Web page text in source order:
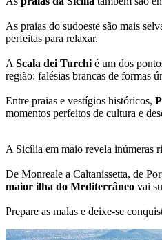
As praias do sudoeste são mais
perfeitas para relaxar.
A Scala dei Turchi é um dos
região: falésias brancas de formas
Entre praias e vestígios históricos,
momentos perfeitos de cultura e
A Sicília em maio revela inúmeras
De Monreale a Caltanissetta, de
maior ilha do Mediterrâneo vai
Prepare as malas e deixe-se